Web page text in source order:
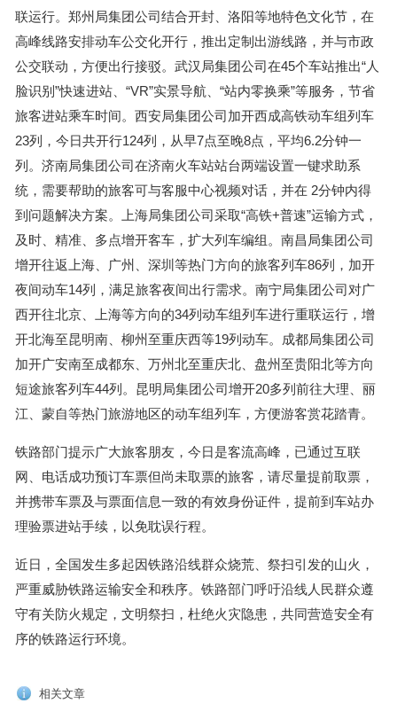
联运行。郑州局集团公司结合开封、洛阳等地特色文化节，在
高峰线路安排动车公交化开行，推出定制出游线路，并与市政
公交联动，方便出行接驳。武汉局集团公司在45个车站推出“人
脸识别”快速进站、“VR”实景导航、“站内零换乘”等服务，节省
旅客进站乘车时间。西安局集团公司加开西成高铁动车组列车
23列，今日共开行124列，从早7点至晚8点，平均6.2分钟一
列。济南局集团公司在济南火车站站台两端设置一键求助系
统，需要帮助的旅客可与客服中心视频对话，并在 2分钟内得
到问题解决方案。上海局集团公司采取“高铁+普速”运输方式，
及时、精准、多点增开客车，扩大列车编组。南昌局集团公司
增开往返上海、广州、深圳等热门方向的旅客列车86列，加开
夜间动车14列，满足旅客夜间出行需求。南宁局集团公司对广
西开往北京、上海等方向的34列动车组列车进行重联运行，增
开北海至昆明南、柳州至重庆西等19列动车。成都局集团公司
加开广安南至成都东、万州北至重庆北、盘州至贵阳北等方向
短途旅客列车44列。昆明局集团公司增开20多列前往大理、丽
江、蒙自等热门旅游地区的动车组列车，方便游客赏花踏青。
铁路部门提示广大旅客朋友，今日是客流高峰，已通过互联
网、电话成功预订车票但尚未取票的旅客，请尽量提前取票，
并携带车票及与票面信息一致的有效身份证件，提前到车站办
理验票进站手续，以免耽误行程。
近日，全国发生多起因铁路沿线群众烧荒、祭扫引发的山火，
严重威胁铁路运输安全和秩序。铁路部门呼吁沿线人民群众遵
守有关防火规定，文明祭扫，杜绝火灾隐患，共同营造安全有
序的铁路运行环境。
相关文章